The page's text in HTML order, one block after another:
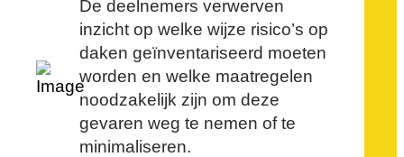
De deelnemers verwerven
inzicht op welke wijze risico’s op
daken geïnventariseerd moeten
worden en welke maatregelen
noodzakelijk zijn om deze
gevaren weg te nemen of te
minimaliseren.